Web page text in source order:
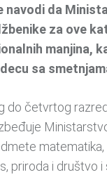
navodi da
za ove
manjina,
sa
do četvrtog
priroda i društvo i